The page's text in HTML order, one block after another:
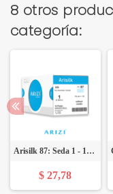
8 otros
categoría:
Arisilk 87: Seda 1 - 10x75 cm, Sin Aguja - Caja x 12 Unidades - ARIZI
$ 27,78